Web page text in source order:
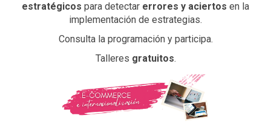
estratégicos para detectar errores y aciertos en la
implementación de estrategias.
Consulta la programación y participa.
Talleres gratuitos.